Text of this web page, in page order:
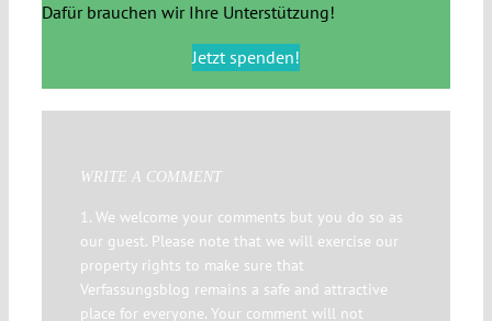
Dafür brauchen wir Ihre Unterstützung!
Jetzt spenden!
WRITE A COMMENT
1. We welcome your comments but you do so as
our guest. Please note that we will exercise our
property rights to make sure that
Verfassungsblog remains a safe and attractive
place for everyone. Your comment will not